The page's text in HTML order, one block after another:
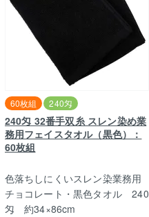
240匁 32番手双糸 スレン染め業
務用フェイスタオル（黒色）：
60枚組
60枚組 240匁
色落ちしにくいスレン染業務用
チョコレート・黒色タオル 240
匁 約34×86cm